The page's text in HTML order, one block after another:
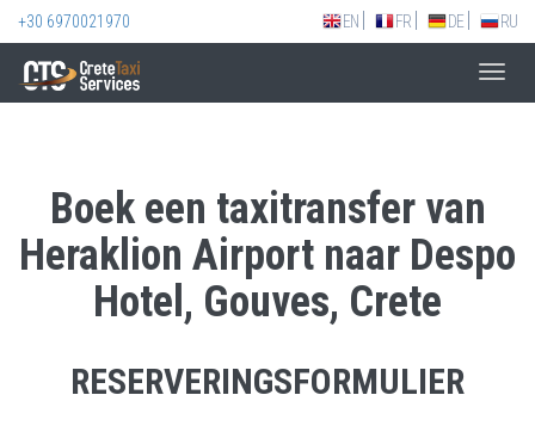
+30 6970021970 EN FR DE RU
Boek een taxitransfer van
Heraklion Airport naar Despo
Hotel, Gouves, Crete
RESERVERINGSFORMULIER